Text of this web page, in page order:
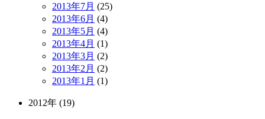
2013年7月 (25)
2013年6月 (4)
2013年5月 (4)
2013年4月 (1)
2013年3月 (2)
2013年2月 (2)
2013年1月 (1)
2012年 (19)